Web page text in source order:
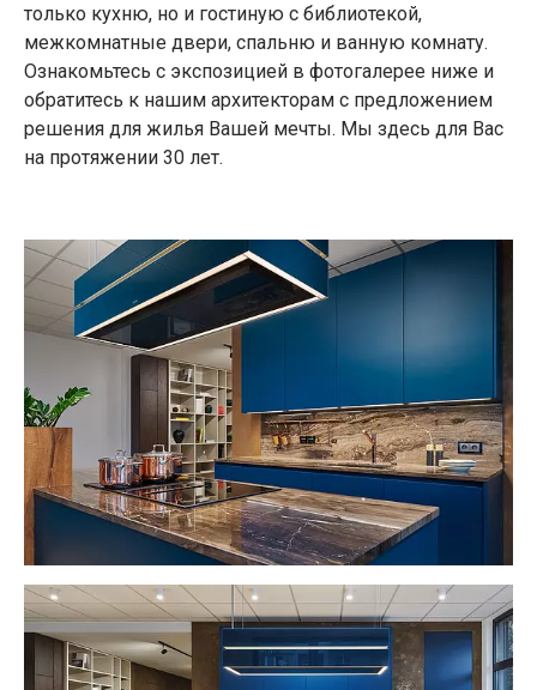
только кухню, но и гостиную с библиотекой,
межкомнатные двери, спальню и ванную комнату.
Ознакомьтесь с экспозицией в фотогалерее ниже и
обратитесь к нашим архитекторам с предложением
решения для жилья Вашей мечты. Мы здесь для Вас
на протяжении 30 лет.